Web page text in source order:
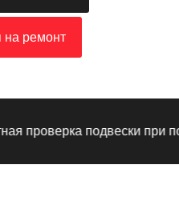
на ремонт
проверка подвески при